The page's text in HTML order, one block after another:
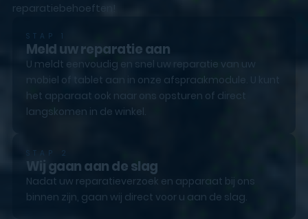
reparatiebehoeften!
STAP 1
Meld uw reparatie aan
U meldt eenvoudig en snel uw reparatie van uw
mobiel of tablet aan in onze afspraakmodule. U kunt
het apparaat ook naar ons opsturen of direct
langskomen in de winkel.
STAP 2
Wij gaan aan de slag
Nadat uw reparatieverzoek en apparaat bij ons
binnen zijn, gaan wij direct voor u aan de slag.